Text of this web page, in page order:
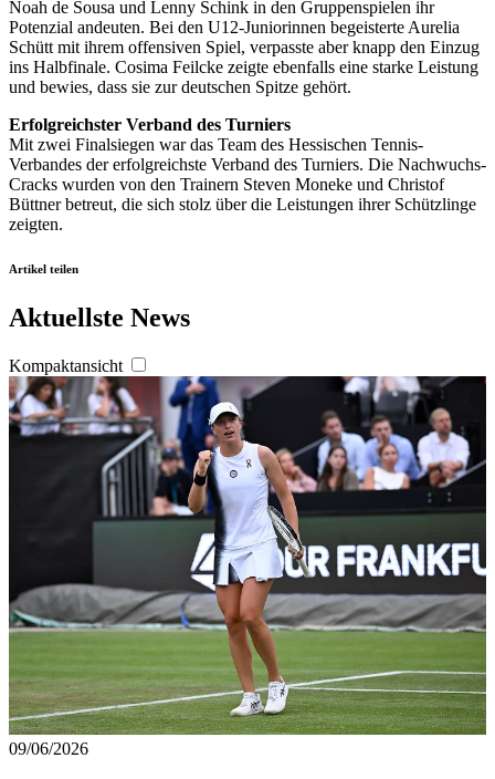
weiteren Daten zusammen, die Sie ihnen bereitgestellt
haben oder die sie im Rahmen Ihrer Nutzung der Dienste
gesammelt haben. DieCookie-Einstellungenkönnen
jederzeit über den Link im Footer aufgerufen und
angepasst werden.
Noah de Sousa und Lenny Schink in den Gruppenspielen ihr
Potenzial andeuten. Bei den U12-Juniorinnen begeisterte Aurelia
Schütt mit ihrem offensiven Spiel, verpasste aber knapp den Einzug
ins Halbfinale. Cosima Feilcke zeigte ebenfalls eine starke Leistung
und bewies, dass sie zur deutschen Spitze gehört.
Erfolgreichster Verband des Turniers
Mit zwei Finalsiegen war das Team des Hessischen Tennis-
Verbandes der erfolgreichste Verband des Turniers. Die Nachwuchs-
Cracks wurden von den Trainern Steven Moneke und Christof
Büttner betreut, die sich stolz über die Leistungen ihrer Schützlinge
zeigten.
Artikel teilen
Aktuellste News
Kompaktansicht
09/06/2026